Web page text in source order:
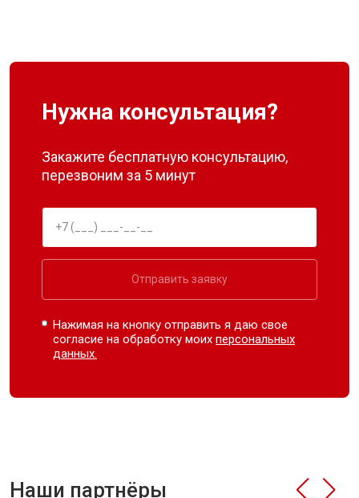
Нужна консультация?
Закажите бесплатную консультацию,
перезвоним за 5 минут
Отправить заявку
Нажимая на кнопку отправить я даю свое
согласие на обработку моихперсональных
данных.
Наши партнёры